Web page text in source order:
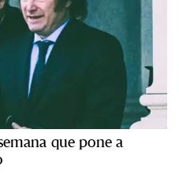
que pone a